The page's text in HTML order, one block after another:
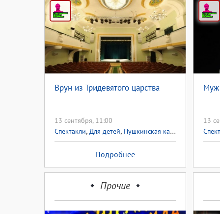
Врун из Тридевятого царства
13 сентября, 11:00
Спектакли, Для детей, Пушкинская карта
Подробнее
Муж
13
Прочие